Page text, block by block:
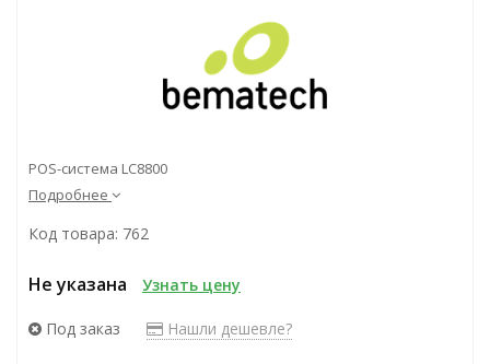
POS-система LC8800
Подробнее
Код товара: 762
Не указана Узнать цену
Под заказ Нашли дешевле?